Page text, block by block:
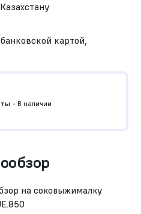
картой,
- В наличии
на соковыжималку